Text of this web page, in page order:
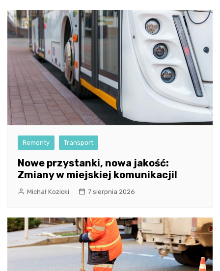
Remonty Transport
Nowe przystanki, nowa jakość:
Zmiany w miejskiej komunikacji!
Michał Kozicki 7 sierpnia 2026